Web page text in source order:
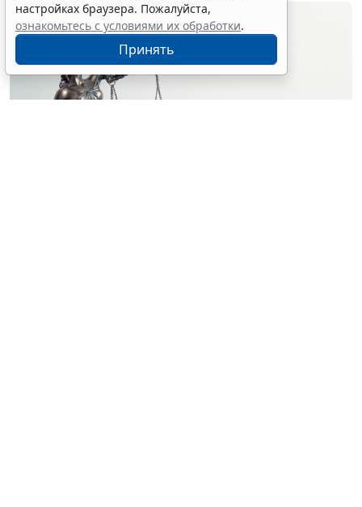
настройках браузера. Пожалуйста,
ознакомьтесь с условиями их обработки.
Принять